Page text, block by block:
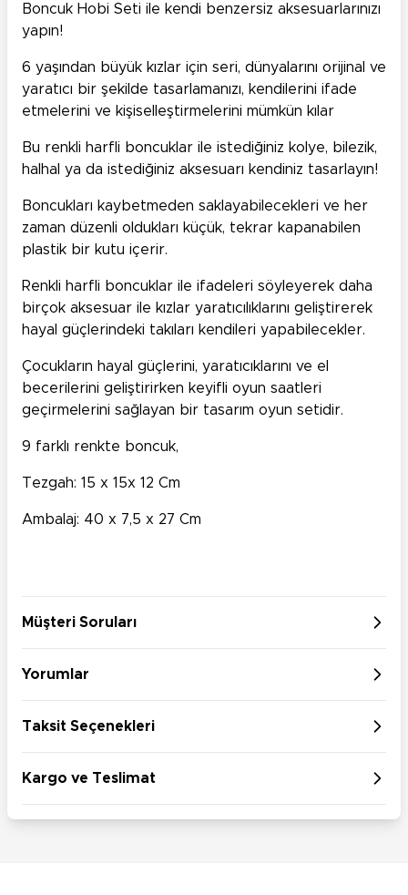
Boncuk Hobi Seti ile kendi benzersiz aksesuarlarınızı
yapın!
6 yaşından büyük kızlar için seri, dünyalarını orijinal ve
yaratıcı bir şekilde tasarlamanızı, kendilerini ifade
etmelerini ve kişiselleştirmelerini mümkün kılar
Bu renkli harfli boncuklar ile istediğiniz kolye, bilezik,
halhal ya da istediğiniz aksesuarı kendiniz tasarlayın!
Boncukları kaybetmeden saklayabilecekleri ve her
zaman düzenli oldukları küçük, tekrar kapanabilen
plastik bir kutu içerir.
Renkli harfli boncuklar ile ifadeleri söyleyerek daha
birçok aksesuar ile kızlar yaratıcılıklarını geliştirerek
hayal güçlerindeki takıları kendileri yapabilecekler.
Çocukların hayal güçlerini, yaratıcıklarını ve el
becerilerini geliştirirken keyifli oyun saatleri
geçirmelerini sağlayan bir tasarım oyun setidir.
9 farklı renkte boncuk,
Tezgah: 15 x 15x 12 Cm
Ambalaj: 40 x 7,5 x 27 Cm
Müşteri Soruları
Yorumlar
Taksit Seçenekleri
Kargo ve Teslimat